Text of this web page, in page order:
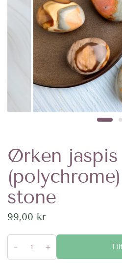
Ørken jaspis
stone
99,00 kr